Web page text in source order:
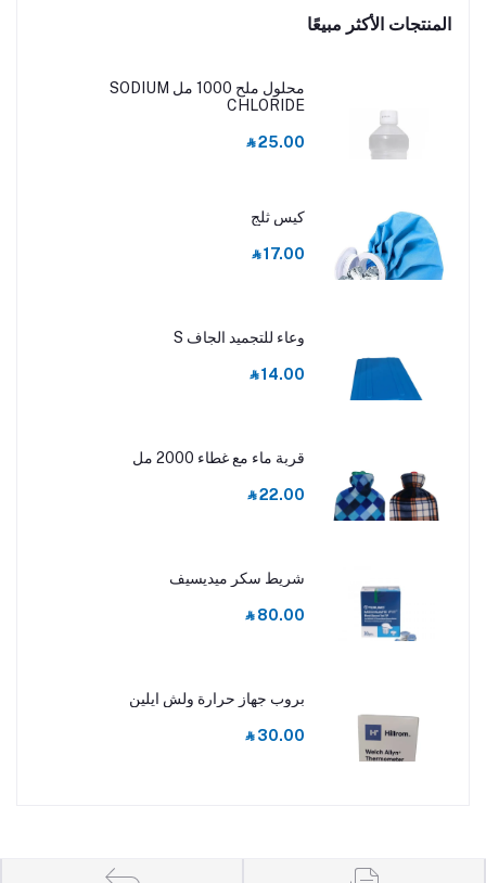
المنتجات الأكثر مبيعًا
محلول ملح 1000 مل SODIUM
CHLORIDE
‎⃁ 25.00
كيس ثلج
‎⃁ 17.00
وعاء للتجميد الجاف S
‎⃁ 14.00
قربة ماء مع غطاء 2000 مل
‎⃁ 22.00
شريط سكر ميديسيف
‎⃁ 80.00
بروب جهاز حرارة ولش ايلين
‎⃁ 30.00